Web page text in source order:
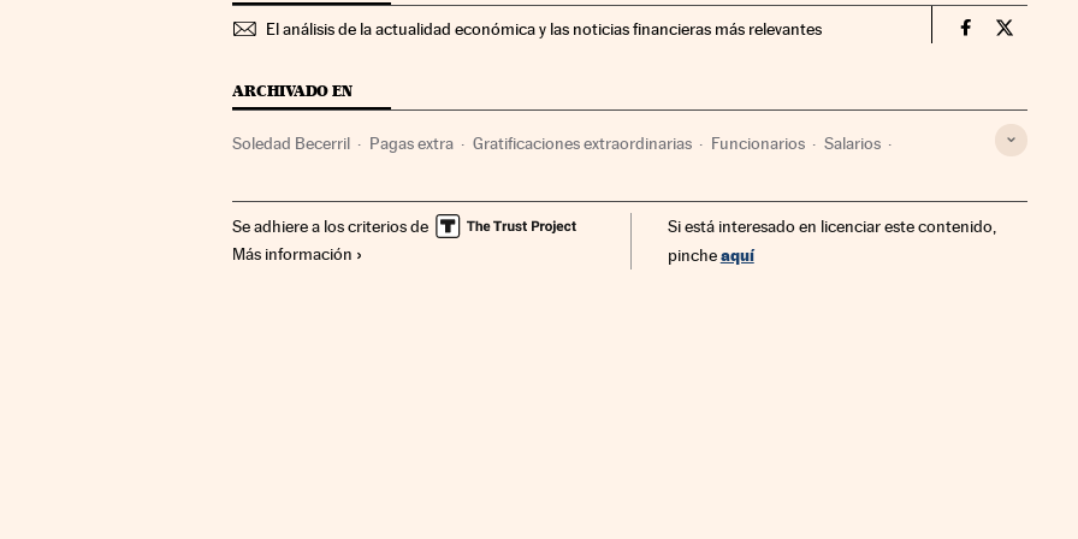
El análisis de la actualidad económica y las noticias financieras más relevantes Economia
ARCHIVADO EN
Soledad Becerril Pagas extra Gratificaciones extraordinarias Funcionarios Salarios
Se adhiere a los criterios de
Más información
Si está interesado en licenciar este contenido,
pincheaquí